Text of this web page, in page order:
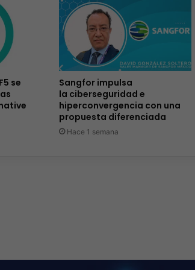
se
Sangfor impulsa
la ciberseguridad e
hiperconvergencia con una
propuesta diferenciada
Hace 1 semana